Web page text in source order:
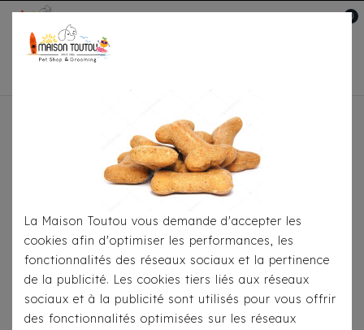
0
Accueil
Pour
Manteaux
Doudoune Réversible Milk
& Pepper Mariette
La Maison Toutou vous demande d'accepter les
cookies afin d'optimiser les performances, les
fonctionnalités des réseaux sociaux et la pertinence
de la publicité. Les cookies tiers liés aux réseaux
sociaux et à la publicité sont utilisés pour vous offrir
des fonctionnalités optimisées sur les réseaux